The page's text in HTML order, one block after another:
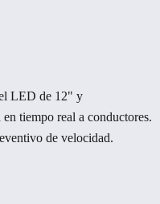
LED de 12" y
tiempo real a conductores.
de velocidad.